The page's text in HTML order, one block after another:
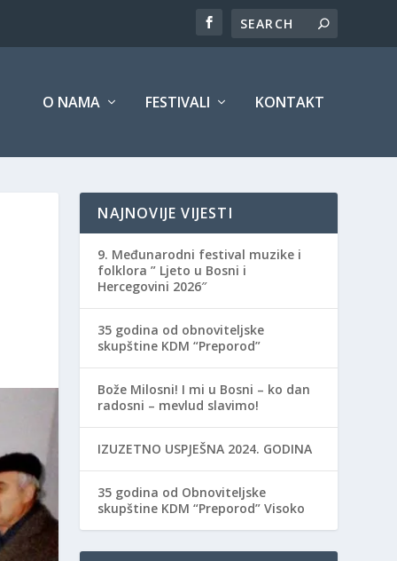
O NAMA FESTIVALI KONTAKT
NAJNOVIJE VIJESTI
9. Međunarodni festival muzike i
folklora ” Ljeto u Bosni i
Hercegovini 2026″
35 godina od obnoviteljske
skupštine KDM “Preporod”
Bože Milosni! I mi u Bosni – ko dan
radosni – mevlud slavimo!
IZUZETNO USPJEŠNA 2024. GODINA
35 godina od Obnoviteljske
skupštine KDM “Preporod” Visoko